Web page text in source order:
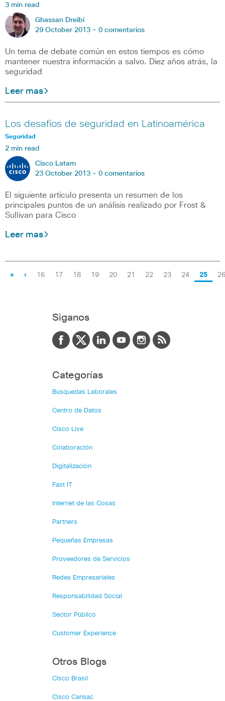
3 min read
Ghassan Dreibi
29 October 2013 - 0 comentarios
Un tema de debate común en estos tiempos es cómo
mantener nuestra información a salvo. Diez años atrás, la
seguridad
Leer mas
Los desafíos de seguridad en Latinoamérica
Seguridad
2 min read
Cisco Latam
23 October 2013 - 0 comentarios
El siguiente artículo presenta un resumen de los
principales puntos de un análisis realizado por Frost &
Sullivan para Cisco
Leer mas
« ‹ 16 17 18 19 20 21 22 23 24 25 26
Siganos
Categorías
Búsquedas Laborales
Centro de Datos
Cisco Live
Colaboración
Digitalización
Fast IT
Internet de las Cosas
Partners
Pequeñas Empresas
Proveedores de Servicios
Redes Empresariales
Responsabilidad Social
Sector Público
Customer Experience
Otros Blogs
Cisco Brasil
Cisco Cansac